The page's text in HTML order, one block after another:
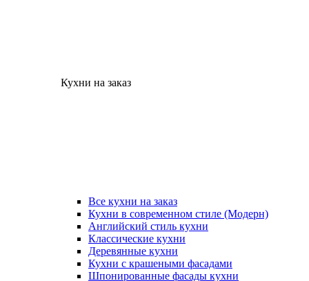
Кухни на заказ
Все кухни на заказ
Кухни в современном стиле (Модерн)
Английский стиль кухни
Классические кухни
Деревянные кухни
Кухни с крашеными фасадами
Шпонированные фасады кухни